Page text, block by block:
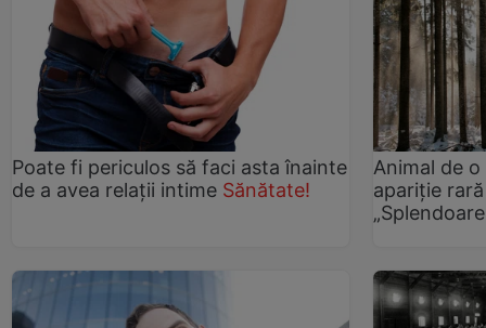
Poate fi periculos să faci asta înainte
de a avea relații intime Sănătate!
Animal de
apariție